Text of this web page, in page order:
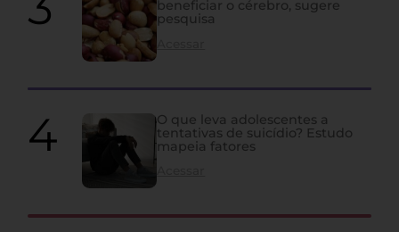
beneficiar o cérebro, sugere
pesquisa
O que leva adolescentes a
tentativas de suicídio? Estudo
mapeia fatores